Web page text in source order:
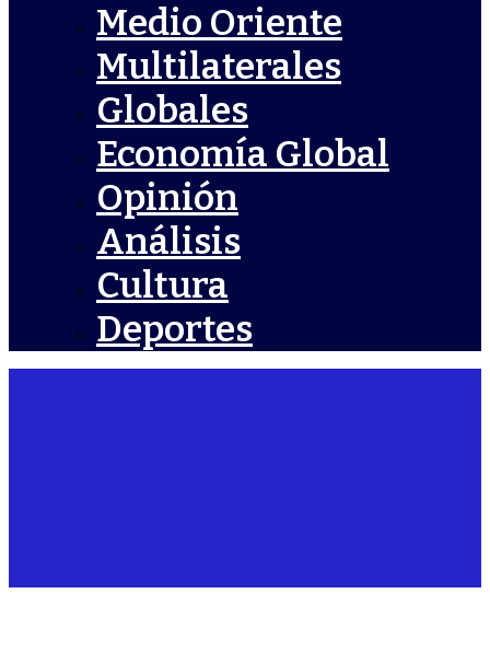
Medio Oriente
Multilaterales
Globales
Economía Global
Opinión
Análisis
Cultura
Deportes